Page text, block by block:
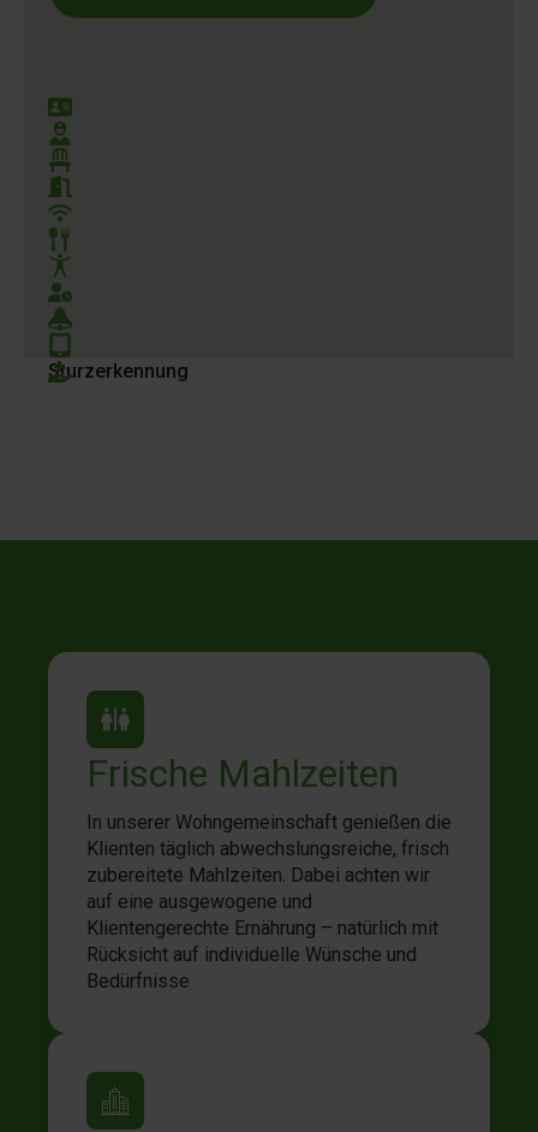
HP Pflegedienst
Geprüfte Pflegekräfte
Moderne Einrichtung
Komfortable Zimmer
WLAN
Frische Verpflegung
Betätigungsengagement
Pflege
Hausnotruf
Sturzerkennung
Frische Mahlzeiten
In unserer Wohngemeinschaft genießen die
Klienten täglich abwechslungsreiche, frisch
zubereitete Mahlzeiten. Dabei achten wir
auf eine ausgewogene und
Klientengerechte Ernährung – natürlich mit
Rücksicht auf individuelle Wünsche und
Bedürfnisse